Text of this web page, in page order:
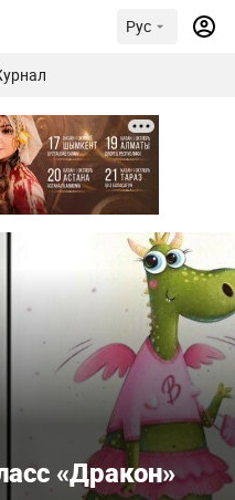
Рус
«Дракон»